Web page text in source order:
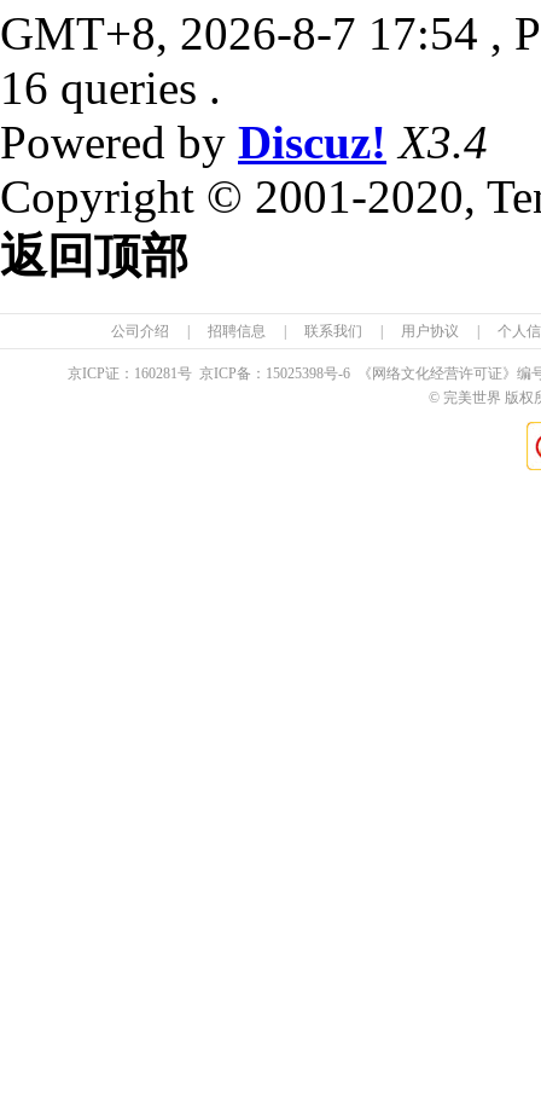
GMT+8, 2026-8-7 17:54 ,
16 queries .
Powered by Discuz! X3.4
Copyright © 2001-2020,
返回顶部
公司介绍 招聘信息 联系我们 用户协议 个人
京ICP证： 160281号 京ICP备： 15025398号-6 《网络文化经营许可证》编
© 完美世界 版权